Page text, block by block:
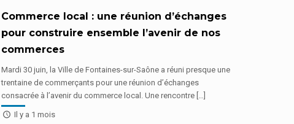
Commerce local : une réunion d’échanges
pour construire ensemble l’avenir de nos
commerces
Mardi 30 juin, la Ville de Fontaines-sur-Saône a réuni presque une
trentaine de commerçants pour une réunion d’échanges
consacrée à l’avenir du commerce local. Une rencontre […]
Il y a 1 mois